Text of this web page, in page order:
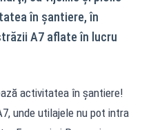
în şantiere, în
A7 aflate în lucru
activitatea în şantiere!
unde utilajele nu pot intra